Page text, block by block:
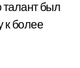
был
к более